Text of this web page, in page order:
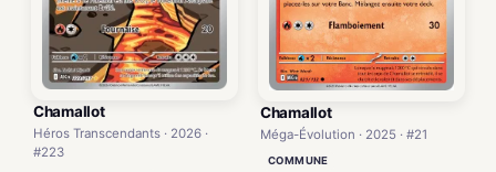
Chamallot
Héros Transcendants · 2026 ·
#223
Chamallot
Méga-Évolution · 2025 · #21
COMMUNE